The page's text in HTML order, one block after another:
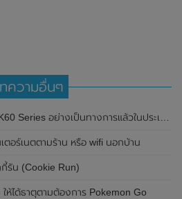
ความอื่นๆ
Series อย่างเป็นทางการแล้วในประเทศจีน
ตอร์เนตตามร้าน หรือ wifi นอกบ้าน
รัน (Cookie Run)
ห้ได้ธาตุตามต้องการ Pokemon Go